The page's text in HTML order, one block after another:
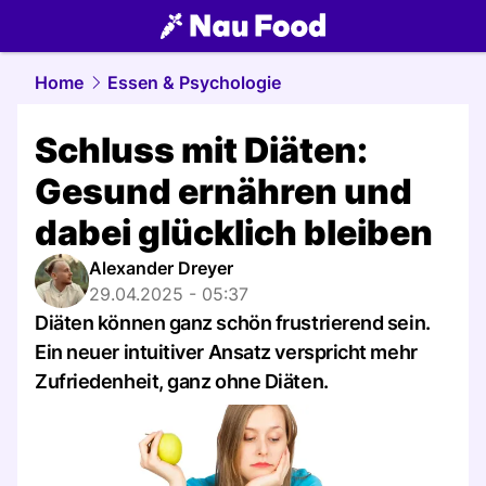
food.NAU.ch
Home Essen & Psychologie
Schluss mit Diäten:
Gesund ernähren und
dabei glücklich bleiben
Alexander Dreyer
29.04.2025 - 05:37
Diäten können ganz schön frustrierend sein.
Ein neuer intuitiver Ansatz verspricht mehr
Zufriedenheit, ganz ohne Diäten.